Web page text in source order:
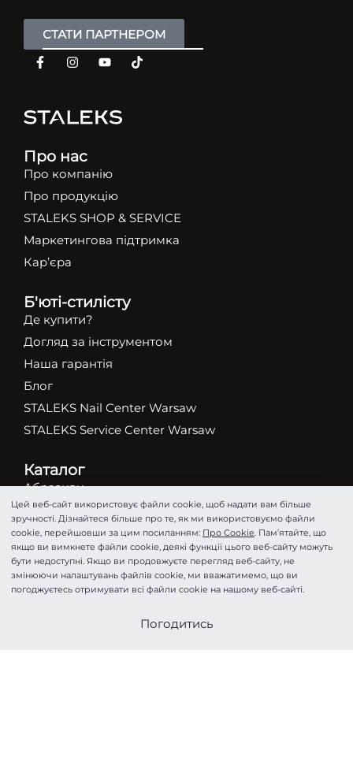
СТАТИ ПАРТНЕРОМ
Про нас
Про компанію
Про продукцію
STALEKS SHOP & SERVICE
Маркетингова підтримка
Кар’єра
Б'юті-стилісту
Де купити?
Догляд за інструментом
Наша гарантія
Блог
STALEKS Nail Center Warsaw
STALEKS Service Center Warsaw
Каталог
Абразиви
Ножиці
Кусачки
Фрези
Пінцети
Лопатки
Стати партнером
Цей веб-сайт використовує файли cookie, щоб надати вам більше
зручності. Дізнайтеся більше про те, як ми використовуємо файли
cookie, перейшовши за цим посиланням: Про Cookie. Пам’ятайте, що
якщо ви вимкнете файли cookie, деякі функції цього веб-сайту можуть
бути недоступні. Якщо ви продовжуєте перегляд веб-сайту, не
змінюючи налаштувань файлів cookie, ми вважатимемо, що ви
погоджуєтесь отримувати всі файли cookie на нашому веб-сайті.
Погодитись